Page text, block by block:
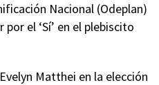
Nacional (Odeplan)
el ‘Sí’ en el plebiscito
Matthei en la elección